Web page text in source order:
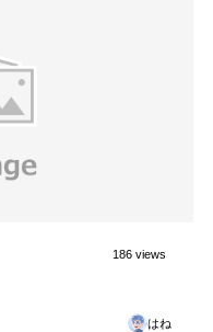
186 views
はね